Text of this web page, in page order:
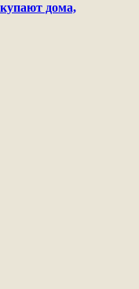
дома,